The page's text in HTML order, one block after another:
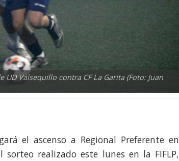
Valsequillo contra CF La Garita (Foto: Juan
el ascenso a Regional Preferente en
realizado este lunes en la FIFLP,